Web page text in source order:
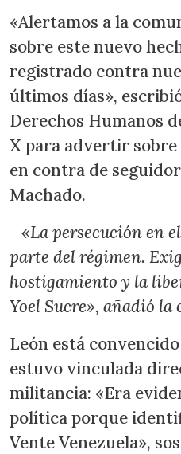
«Alertamos a la
sobre este nuevo
registrado contra
últimos días»,
Derechos Humanos
X para advertir
en contra de
Machado.
«La persecución en
parte del régimen.
hostigamiento y la
Yoel Sucre», añadió
León está
estuvo vinculada
militancia: «Era
política porque
Vente Venezuela»,